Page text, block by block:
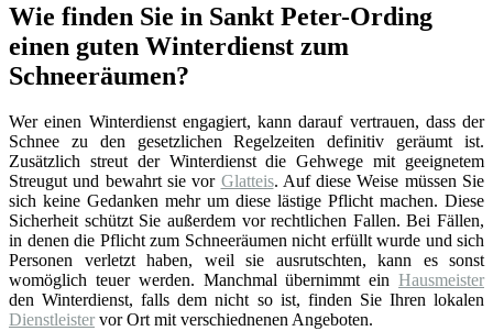
Wie finden Sie in Sankt Peter-Ording
einen guten Winterdienst zum
Schneeräumen?
Wer einen Winterdienst engagiert, kann darauf vertrauen, dass der
Schnee zu den gesetzlichen Regelzeiten definitiv geräumt ist.
Zusätzlich streut der Winterdienst die Gehwege mit geeignetem
Streugut und bewahrt sie vor Glatteis. Auf diese Weise müssen Sie
sich keine Gedanken mehr um diese lästige Pflicht machen. Diese
Sicherheit schützt Sie außerdem vor rechtlichen Fallen. Bei Fällen,
in denen die Pflicht zum Schneeräumen nicht erfüllt wurde und sich
Personen verletzt haben, weil sie ausrutschten, kann es sonst
womöglich teuer werden. Manchmal übernimmt ein Hausmeister
den Winterdienst, falls dem nicht so ist, finden Sie Ihren lokalen
Dienstleister vor Ort mit verschiednenen Angeboten.